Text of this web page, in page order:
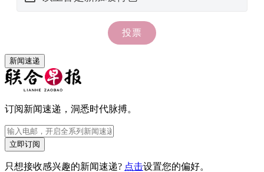
新闻速递
订阅新闻速递，洞悉时代脉搏。
立即订阅
只想接收感兴趣的新闻速递? 点击设置您的偏好。